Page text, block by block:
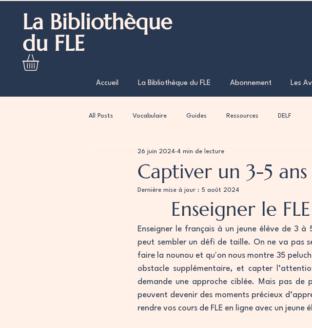
La Bibliothèque
du FLE
Accueil La Bibliothèque du FLE Abonnement Les
All Posts Vocabulaire Guides Ressources DELF
Captiver un 3-5 ans
26 juin 2024 4 min de lecture
Dernière mise à jour : 5 août 2024
Enseigner le
Enseigner le français à un jeune élève de 3
peut sembler un défi de taille. On ne va pas
faire la nounou et qu'on nous montre 35
obstacle supplémentaire, et capter
demande une approche ciblée. Mais pas de
peuvent devenir des moments précieux
rendre vos cours de FLE en ligne avec un